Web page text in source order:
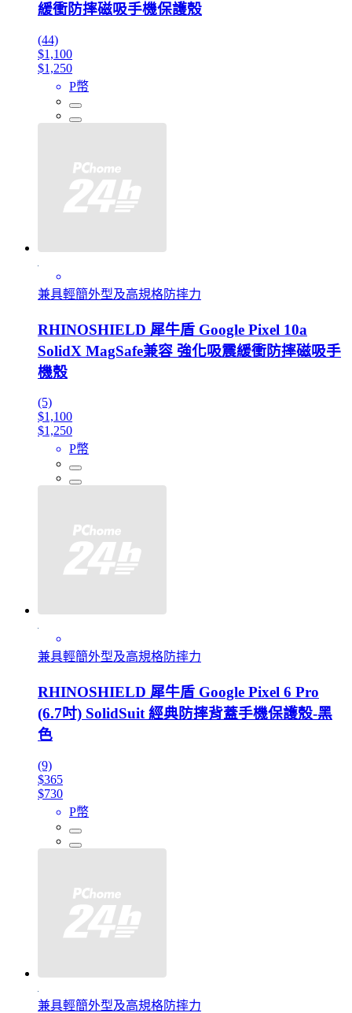
緩衝防摔磁吸手機保護殼
(44)
$1,100
$1,250
P幣
兼具輕簡外型及高規格防摔力
RHINOSHIELD 犀牛盾 Google Pixel 10a
SolidX MagSafe兼容 強化吸震緩衝防摔磁吸手
機殼
(5)
$1,100
$1,250
P幣
兼具輕簡外型及高規格防摔力
RHINOSHIELD 犀牛盾 Google Pixel 6 Pro
(6.7吋) SolidSuit 經典防摔背蓋手機保護殼-黑
色
(9)
$365
$730
P幣
兼具輕簡外型及高規格防摔力